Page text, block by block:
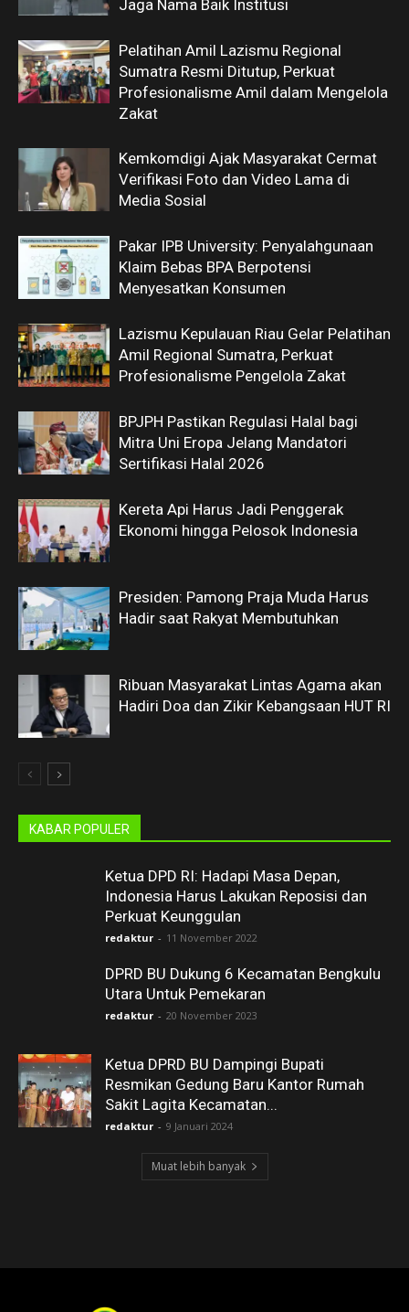
Jaga Nama Baik Institusi
Pelatihan Amil Lazismu Regional
Sumatra Resmi Ditutup, Perkuat
Profesionalisme Amil dalam Mengelola
Zakat
Kemkomdigi Ajak Masyarakat Cermat
Verifikasi Foto dan Video Lama di
Media Sosial
Pakar IPB University: Penyalahgunaan
Klaim Bebas BPA Berpotensi
Menyesatkan Konsumen
Lazismu Kepulauan Riau Gelar Pelatihan
Amil Regional Sumatra, Perkuat
Profesionalisme Pengelola Zakat
BPJPH Pastikan Regulasi Halal bagi
Mitra Uni Eropa Jelang Mandatori
Sertifikasi Halal 2026
Kereta Api Harus Jadi Penggerak
Ekonomi hingga Pelosok Indonesia
Presiden: Pamong Praja Muda Harus
Hadir saat Rakyat Membutuhkan
Ribuan Masyarakat Lintas Agama akan
Hadiri Doa dan Zikir Kebangsaan HUT RI
KABAR POPULER
Ketua DPD RI: Hadapi Masa Depan,
Indonesia Harus Lakukan Reposisi dan
Perkuat Keunggulan
redaktur - 11 November 2022
DPRD BU Dukung 6 Kecamatan Bengkulu
Utara Untuk Pemekaran
redaktur - 20 November 2023
Ketua DPRD BU Dampingi Bupati
Resmikan Gedung Baru Kantor Rumah
Sakit Lagita Kecamatan...
redaktur - 9 Januari 2024
Muat lebih banyak